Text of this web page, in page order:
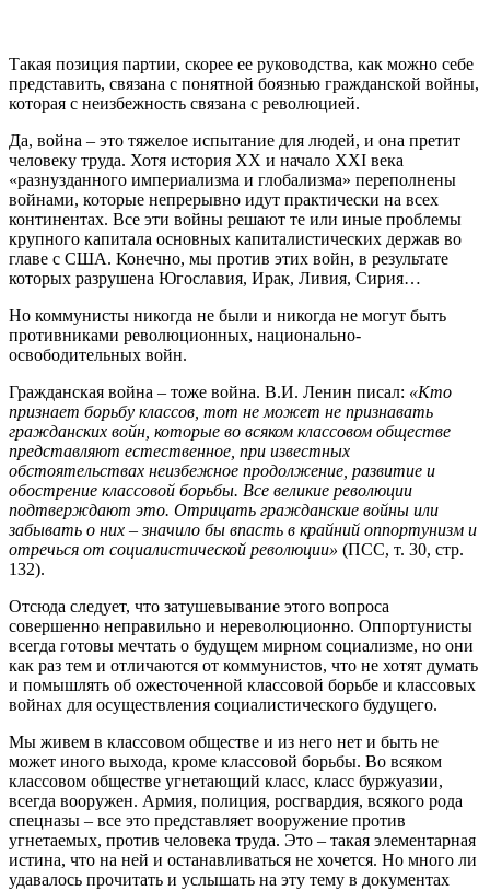
Такая позиция партии, скорее ее руководства, как можно себе
представить, связана с понятной боязнью гражданской войны,
которая с неизбежность связана с революцией.
Да, война – это тяжелое испытание для людей, и она претит
человеку труда. Хотя история ХХ и начало ХХI века
«разнузданного империализма и глобализма» переполнены
войнами, которые непрерывно идут практически на всех
континентах. Все эти войны решают те или иные проблемы
крупного капитала основных капиталистических держав во
главе с США. Конечно, мы против этих войн, в результате
которых разрушена Югославия, Ирак, Ливия, Сирия…
Но коммунисты никогда не были и никогда не могут быть
противниками революционных, национально-
освободительных войн.
Гражданская война – тоже война. В.И. Ленин писал: «Кто
признает борьбу классов, тот не может не признавать
гражданских войн, которые во всяком классовом обществе
представляют естественное, при известных
обстоятельствах неизбежное продолжение, развитие и
обострение классовой борьбы. Все великие революции
подтверждают это. Отрицать гражданские войны или
забывать о них – значило бы впасть в крайний оппортунизм и
отречься от социалистической революции» (ПСС, т. 30, стр.
132).
Отсюда следует, что затушевывание этого вопроса
совершенно неправильно и нереволюционно. Оппортунисты
всегда готовы мечтать о будущем мирном социализме, но они
как раз тем и отличаются от коммунистов, что не хотят думать
и помышлять об ожесточенной классовой борьбе и классовых
войнах для осуществления социалистического будущего.
Мы живем в классовом обществе и из него нет и быть не
может иного выхода, кроме классовой борьбы. Во всяком
классовом обществе угнетающий класс, класс буржуазии,
всегда вооружен. Армия, полиция, росгвардия, всякого рода
спецназы – все это представляет вооружение против
угнетаемых, против человека труда. Это – такая элементарная
истина, что на ней и останавливаться не хочется. Но много ли
удавалось прочитать и услышать на эту тему в документах